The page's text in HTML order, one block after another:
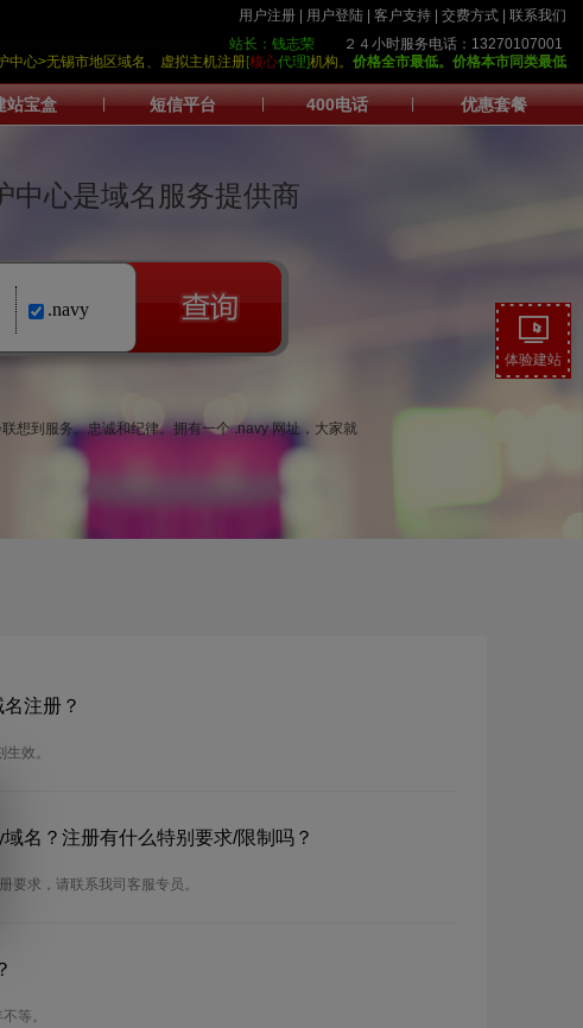
用户注册 用户登陆 客户支持 交费方式
联系我们
站长：钱志荣 ２４小时服务电话：13270107001
中心>无锡市地区域名、虚拟主机注册[核心代理]机构。 价格全市最低。 价格本市同类最低
站宝盒 | 短信平台 | 400电话 | 优惠套餐
中心是域名服务提供商
.navy
想到服务、忠诚和纪律。拥有一个 .navy 网址，大家就
注册？
效。
域名？注册有什么特别要求/限制吗？
要求，请联系我司客服专员。
等。
体验建站